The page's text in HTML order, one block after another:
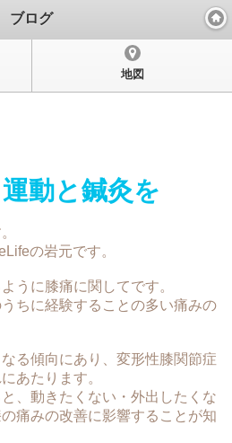
ブログ
地図
動と鍼灸を
の岩元です。
うに膝痛に関してです。
ちに経験することの多い痛みの
る傾向にあり、変形性膝関節症
あたります。
、動きたくない・外出したくな
痛みの改善に影響することが知
モバイル